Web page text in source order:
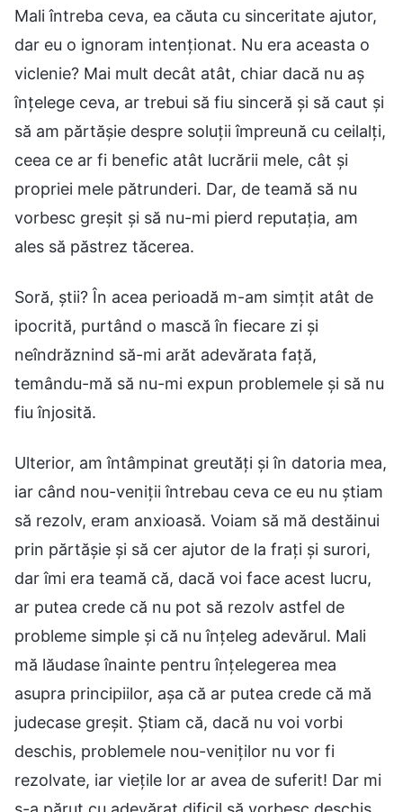
Mali întreba ceva, ea căuta cu sinceritate ajutor,
dar eu o ignoram intenționat. Nu era aceasta o
viclenie? Mai mult decât atât, chiar dacă nu aș
înțelege ceva, ar trebui să fiu sinceră și să caut și
să am părtășie despre soluții împreună cu ceilalți,
ceea ce ar fi benefic atât lucrării mele, cât și
propriei mele pătrunderi. Dar, de teamă să nu
vorbesc greșit și să nu-mi pierd reputația, am
ales să păstrez tăcerea.
Soră, știi? În acea perioadă m-am simțit atât de
ipocrită, purtând o mască în fiecare zi și
neîndrăznind să-mi arăt adevărata față,
temându-mă să nu-mi expun problemele și să nu
fiu înjosită.
Ulterior, am întâmpinat greutăți și în datoria mea,
iar când nou-veniții întrebau ceva ce eu nu știam
să rezolv, eram anxioasă. Voiam să mă destăinui
prin părtășie și să cer ajutor de la frați și surori,
dar îmi era teamă că, dacă voi face acest lucru,
ar putea crede că nu pot să rezolv astfel de
probleme simple și că nu înțeleg adevărul. Mali
mă lăudase înainte pentru înțelegerea mea
asupra principiilor, așa că ar putea crede că mă
judecase greșit. Știam că, dacă nu voi vorbi
deschis, problemele nou-veniților nu vor fi
rezolvate, iar viețile lor ar avea de suferit! Dar mi